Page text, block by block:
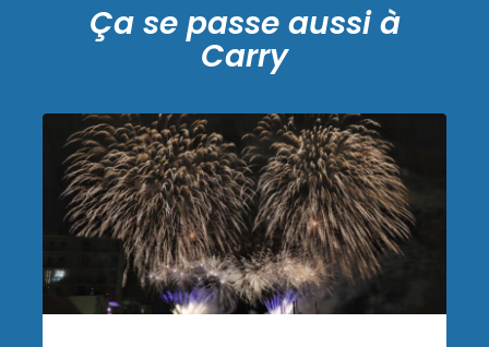
Ça se passe aussi à
Carry